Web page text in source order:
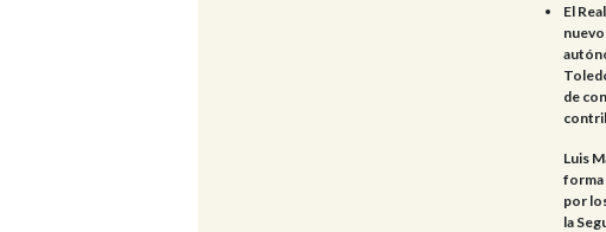
El
de
Luis
forma
por
la